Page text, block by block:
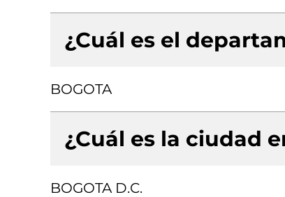
¿Cuál es el
BOGOTA
¿Cuál es la ciudad
BOGOTA D.C.